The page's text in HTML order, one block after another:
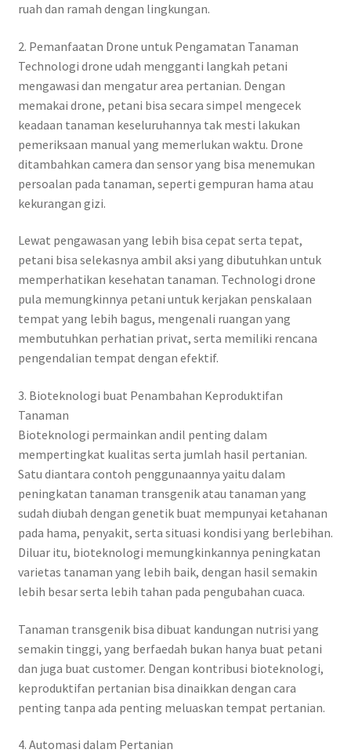
ruah dan ramah dengan lingkungan.
2. Pemanfaatan Drone untuk Pengamatan Tanaman
Technologi drone udah mengganti langkah petani
mengawasi dan mengatur area pertanian. Dengan
memakai drone, petani bisa secara simpel mengecek
keadaan tanaman keseluruhannya tak mesti lakukan
pemeriksaan manual yang memerlukan waktu. Drone
ditambahkan camera dan sensor yang bisa menemukan
persoalan pada tanaman, seperti gempuran hama atau
kekurangan gizi.
Lewat pengawasan yang lebih bisa cepat serta tepat,
petani bisa selekasnya ambil aksi yang dibutuhkan untuk
memperhatikan kesehatan tanaman. Technologi drone
pula memungkinnya petani untuk kerjakan penskalaan
tempat yang lebih bagus, mengenali ruangan yang
membutuhkan perhatian privat, serta memiliki rencana
pengendalian tempat dengan efektif.
3. Bioteknologi buat Penambahan Keproduktifan
Tanaman
Bioteknologi permainkan andil penting dalam
mempertingkat kualitas serta jumlah hasil pertanian.
Satu diantara contoh penggunaannya yaitu dalam
peningkatan tanaman transgenik atau tanaman yang
sudah diubah dengan genetik buat mempunyai ketahanan
pada hama, penyakit, serta situasi kondisi yang berlebihan.
Diluar itu, bioteknologi memungkinkannya peningkatan
varietas tanaman yang lebih baik, dengan hasil semakin
lebih besar serta lebih tahan pada pengubahan cuaca.
Tanaman transgenik bisa dibuat kandungan nutrisi yang
semakin tinggi, yang berfaedah bukan hanya buat petani
dan juga buat customer. Dengan kontribusi bioteknologi,
keproduktifan pertanian bisa dinaikkan dengan cara
penting tanpa ada penting meluaskan tempat pertanian.
4. Automasi dalam Pertanian